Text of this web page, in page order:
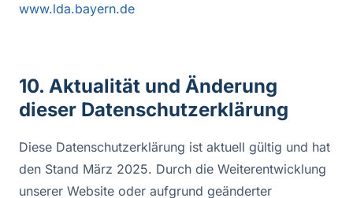
www.lda.bayern.de
10. Aktualität und Änderung
dieser Datenschutzerklärung
Diese Datenschutzerklärung ist aktuell gültig und hat
den Stand März 2025. Durch die Weiterentwicklung
unserer Website oder aufgrund geänderter